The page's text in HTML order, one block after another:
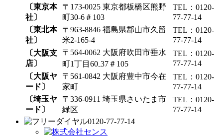
〔東京本
社〕
〒173-0025 東京都板橋区熊野
町30-6＃103
TEL：0120-
77-77-14
〔東北本
社〕
〒963-8846 福島県郡山市久留
米2-165-4
TEL：0120-
77-77-14
〔大阪支
店〕
〒564-0062 大阪府吹田市垂水
町1丁目60₋37＃105
TEL：0120-
77-77-14
〔大阪ヤ
ード〕
〒561-0842 大阪府豊中市今在
家町
TEL：0120-
77-77-14
〔埼玉ヤ
ード〕
〒336-0911 埼玉県さいたま市
緑区
TEL：0120-
77-77-14
0120-77-77-14